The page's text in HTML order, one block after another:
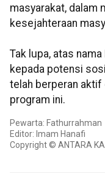
masyarakat, dalam
kesejahteraan
Tak lupa, atas
kepada potensi
telah berperan aktif
program ini.
Pewarta: Fathurrahman
Editor: Imam Hanafi
Copyright © ANTARA